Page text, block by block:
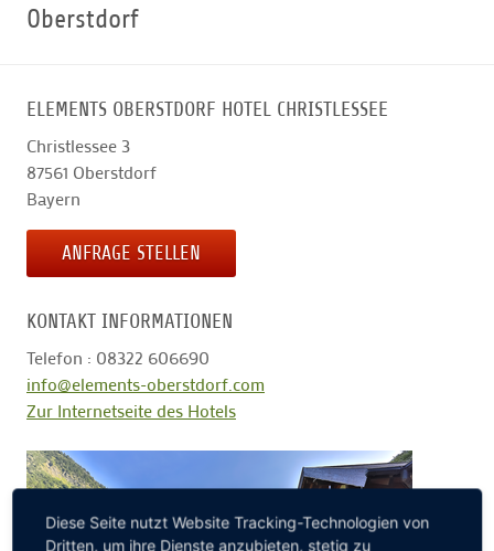
GOLF NEWS
GOLFHOTELS
Oberstdorf
ELEMENTS OBERSTDORF HOTEL CHRISTLESSEE
Christlessee 3
87561 Oberstdorf
Bayern
ANFRAGE STELLEN
KONTAKT INFORMATIONEN
Telefon : 08322 606690
info@elements-oberstdorf.com
Zur Internetseite des Hotels
Diese Seite nutzt Website Tracking-Technologien von
Dritten, um ihre Dienste anzubieten, stetig zu